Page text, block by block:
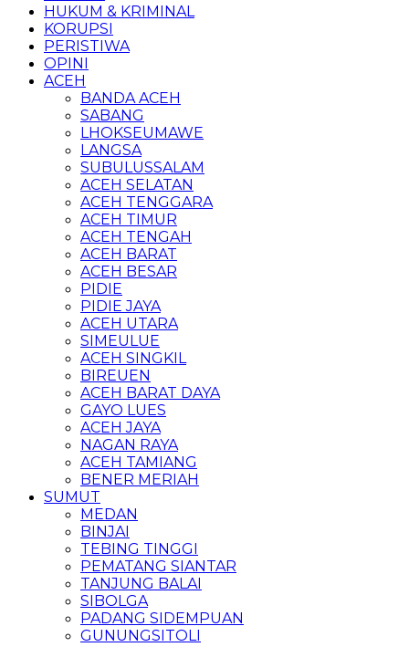
HUKUM & KRIMINAL
KORUPSI
PERISTIWA
OPINI
ACEH
BANDA ACEH
SABANG
LHOKSEUMAWE
LANGSA
SUBULUSSALAM
ACEH SELATAN
ACEH TENGGARA
ACEH TIMUR
ACEH TENGAH
ACEH BARAT
ACEH BESAR
PIDIE
PIDIE JAYA
ACEH UTARA
SIMEULUE
ACEH SINGKIL
BIREUEN
ACEH BARAT DAYA
GAYO LUES
ACEH JAYA
NAGAN RAYA
ACEH TAMIANG
BENER MERIAH
SUMUT
MEDAN
BINJAI
TEBING TINGGI
PEMATANG SIANTAR
TANJUNG BALAI
SIBOLGA
PADANG SIDEMPUAN
GUNUNGSITOLI